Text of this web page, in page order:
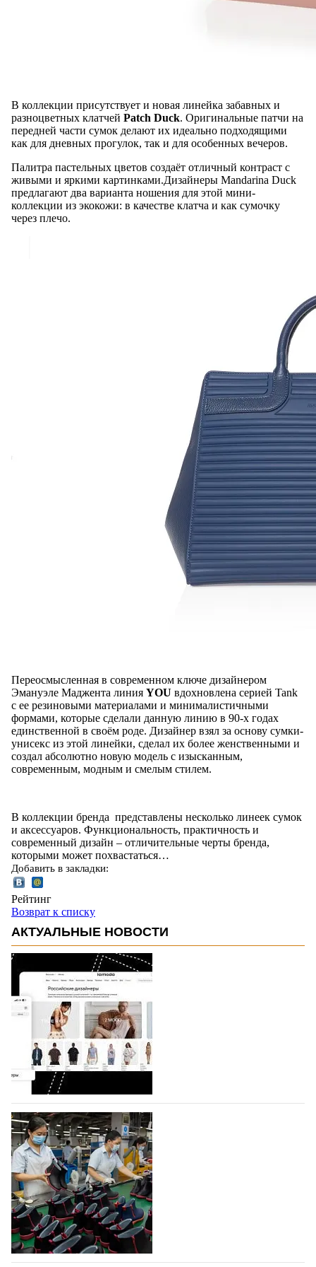
В коллекции присутствует и новая линейка забавных и
разноцветных клатчей Patch Duck. Оригинальные патчи на
передней части сумок делают их идеально подходящими
как для дневных прогулок, так и для особенных вечеров.
Палитра пастельных цветов создаёт отличный контраст с
живыми и яркими картинками.Дизайнеры Mandarina Duck
предлагают два варианта ношения для этой мини-
коллекции из экокожи: в качестве клатча и как сумочку
через плечо.
Переосмысленная в современном ключе дизайнером
Эмануэле Маджента линия YOU вдохновлена серией Tank
с ее резиновыми материалами и минималистичными
формами, которые сделали данную линию в 90-х годах
единственной в своём роде. Дизайнер взял за основу сумки-
унисекс из этой линейки, сделал их более женственными и
создал абсолютно новую модель с изысканным,
современным, модным и смелым стилем.
В коллекции бренда представлены несколько линеек сумок
и аксессуаров. Функциональность, практичность и
современный дизайн – отличительные черты бренда,
которыми может похвастаться…
Добавить в закладки:
Рейтинг
Возврат к списку
АКТУАЛЬНЫЕ НОВОСТИ
На платформе Lamoda - новый раздел и
условия продвижения локальных
дизайнерских марок
Российский маркетплейс Lamoda решил обновить
раздел для продажи продукции локальных
дизайнерских марок одежды, обуви и аксессуаров.
Бренды также получат маркетинговую…
06.08.2026 217